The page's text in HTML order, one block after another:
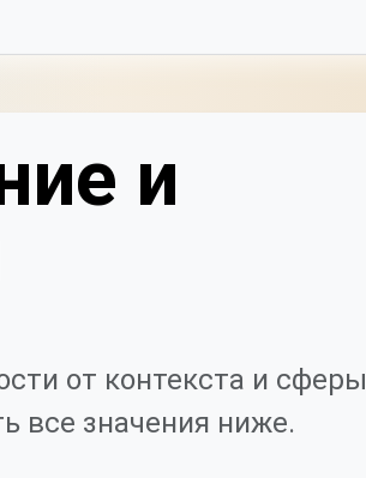
и
от контекста и сферы
все значения ниже.